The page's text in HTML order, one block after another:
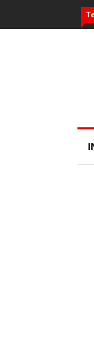
Carboni y una